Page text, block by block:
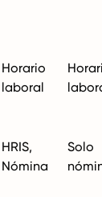
Horario
laboral
HRIS,
Nómina
Solo